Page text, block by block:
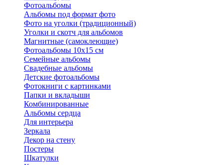
Фотоальбомы
Альбомы под формат фото
Фото на уголки (традиционный)
Уголки и скотч для альбомов
Магнитные (самоклеющие)
Фотоальбомы 10х15 см
Семейные альбомы
Свадебные альбомы
Детские фотоальбомы
Фотокниги с картинками
Папки и вкладыши
Комбинированные
Альбомы сердца
Для интерьера
Зеркала
Декор на стену
Постеры
Шкатулки